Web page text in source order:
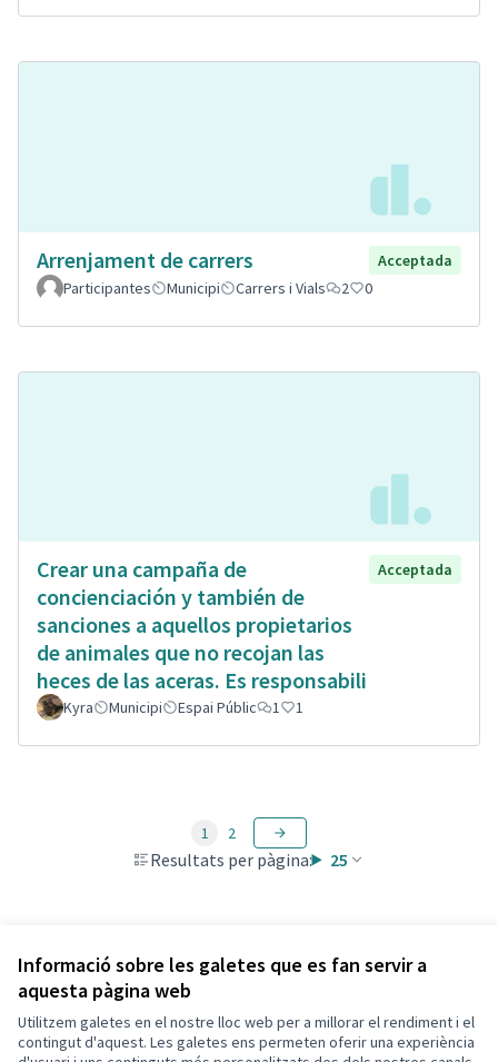
Informació sobre les galetes que es fan servir a
aquesta pàgina web
Utilitzem galetes en el nostre lloc web per a millorar el rendiment i el
contingut d'aquest. Les galetes ens permeten oferir una experiència
Arrenjament de carrers
Acceptada
Participantes
Municipi Carrers i Vials 2 0
Crear una campaña de
concienciación y también de
sanciones a aquellos propietarios
de animales que no recojan las
heces de las aceras. Es responsabili
Acceptada
Kyra Municipi Espai Públic 1 1
Resultats per pàgina: 25
1 2
Veure totes les propostes retirades
Termes i condicions d'ús
Configuració de les galetes